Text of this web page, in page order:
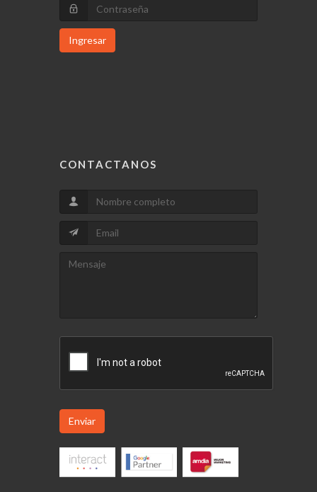
Ingresar
CONTACTANOS
Enviar